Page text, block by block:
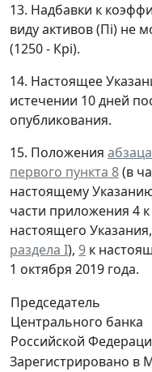
13. Надбавки к
виду активов (Пi) не
(1250 - Крi).
14. Настоящее
истечении 10 дней
опубликования.
15. Положения
первого пункта 8(в
настоящему
части приложения 4
настоящего Указания,
раздела I), 9 к
1 октября 2019 года.
Председатель
Центрального банка
Российской
Зарегистрировано в